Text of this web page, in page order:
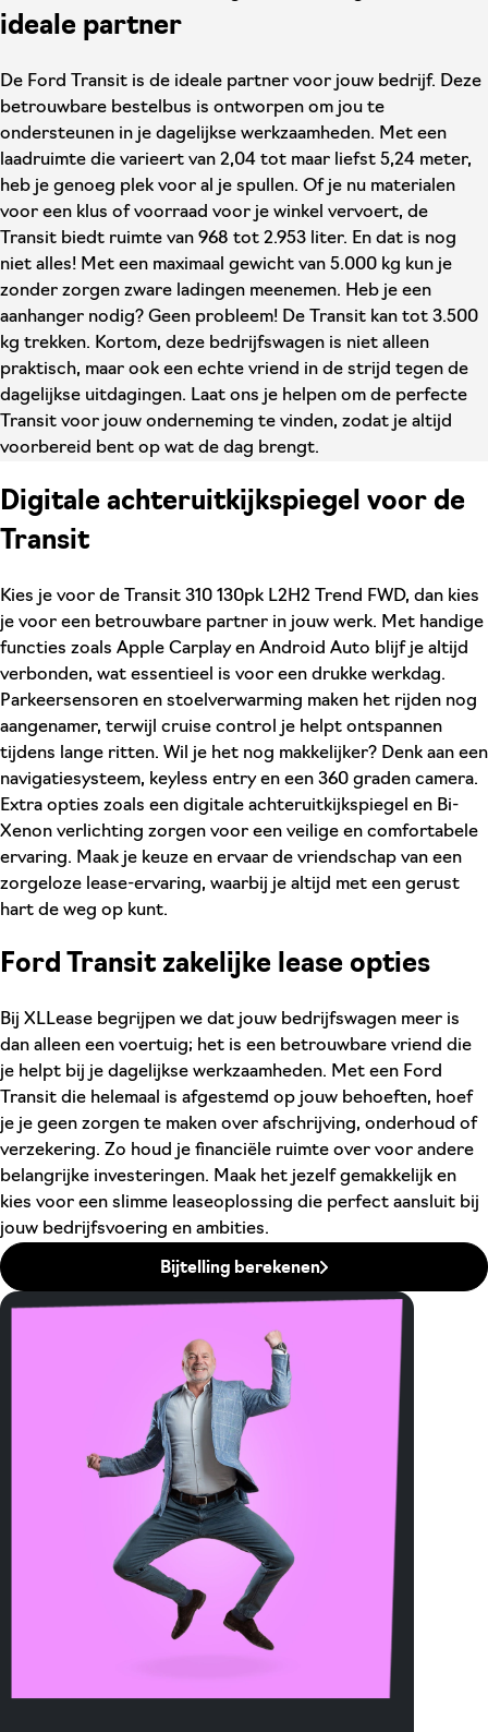
ideale partner
De Ford Transit is de ideale partner voor jouw bedrijf. Deze
betrouwbare bestelbus is ontworpen om jou te
ondersteunen in je dagelijkse werkzaamheden. Met een
laadruimte die varieert van 2,04 tot maar liefst 5,24 meter,
heb je genoeg plek voor al je spullen. Of je nu materialen
voor een klus of voorraad voor je winkel vervoert, de
Transit biedt ruimte van 968 tot 2.953 liter. En dat is nog
niet alles! Met een maximaal gewicht van 5.000 kg kun je
zonder zorgen zware ladingen meenemen. Heb je een
aanhanger nodig? Geen probleem! De Transit kan tot 3.500
kg trekken. Kortom, deze bedrijfswagen is niet alleen
praktisch, maar ook een echte vriend in de strijd tegen de
dagelijkse uitdagingen. Laat ons je helpen om de perfecte
Transit voor jouw onderneming te vinden, zodat je altijd
voorbereid bent op wat de dag brengt.
Digitale achteruitkijkspiegel voor de
Transit
Kies je voor de Transit 310 130pk L2H2 Trend FWD, dan kies
je voor een betrouwbare partner in jouw werk. Met handige
functies zoals Apple Carplay en Android Auto blijf je altijd
verbonden, wat essentieel is voor een drukke werkdag.
Parkeersensoren en stoelverwarming maken het rijden nog
aangenamer, terwijl cruise control je helpt ontspannen
tijdens lange ritten. Wil je het nog makkelijker? Denk aan een
navigatiesysteem, keyless entry en een 360 graden camera.
Extra opties zoals een digitale achteruitkijkspiegel en Bi-
Xenon verlichting zorgen voor een veilige en comfortabele
ervaring. Maak je keuze en ervaar de vriendschap van een
zorgeloze lease-ervaring, waarbij je altijd met een gerust
hart de weg op kunt.
Ford Transit zakelijke lease opties
Bij XLLease begrijpen we dat jouw bedrijfswagen meer is
dan alleen een voertuig; het is een betrouwbare vriend die
je helpt bij je dagelijkse werkzaamheden. Met een Ford
Transit die helemaal is afgestemd op jouw behoeften, hoef
je je geen zorgen te maken over afschrijving, onderhoud of
verzekering. Zo houd je financiële ruimte over voor andere
belangrijke investeringen. Maak het jezelf gemakkelijk en
kies voor een slimme leaseoplossing die perfect aansluit bij
jouw bedrijfsvoering en ambities.
Bijtelling berekenen